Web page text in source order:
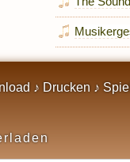
♪ Drucken ♪